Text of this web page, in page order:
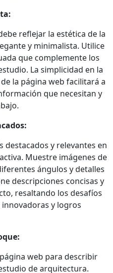
reflejar la estética de la
y minimalista. Utilice
que complemente los
La simplicidad en la
la página web facilitará a
que necesitan y
destacados y relevantes en
Muestre imágenes de
ángulos y detalles
descripciones concisas y
resaltando los desafíos
y logros
web para describir
de arquitectura.